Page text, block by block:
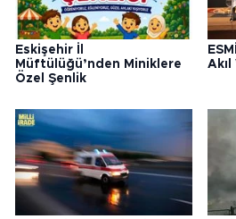
Eskişehir İl
Müftülüğü’nden Miniklere
Özel Şenlik